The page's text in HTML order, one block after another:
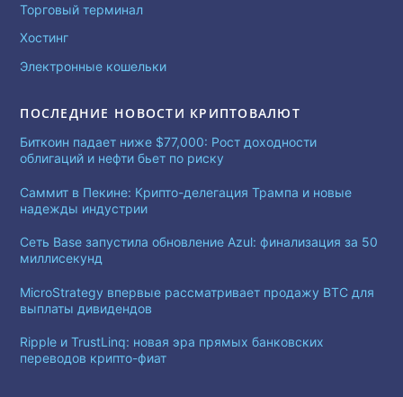
Торговый терминал
Хостинг
Электронные кошельки
ПОСЛЕДНИЕ НОВОСТИ КРИПТОВАЛЮТ
Биткоин падает ниже $77,000: Рост доходности
облигаций и нефти бьет по риску
Саммит в Пекине: Крипто-делегация Трампа и новые
надежды индустрии
Сеть Base запустила обновление Azul: финализация за 50
миллисекунд
MicroStrategy впервые рассматривает продажу BTC для
выплаты дивидендов
Ripple и TrustLinq: новая эра прямых банковских
переводов крипто-фиат